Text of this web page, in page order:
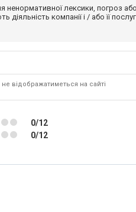
ненормативної лексики, погроз
діяльність компанії і / або її
відображатиметься на сайті
0/12
0/12